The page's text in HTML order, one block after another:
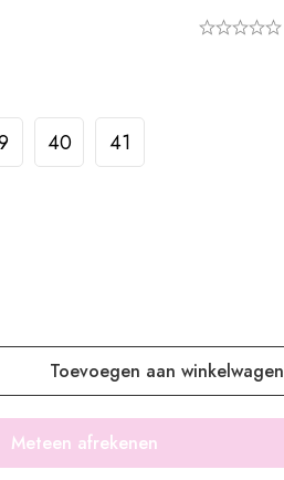
40 41
Toevoegen aan winkelwagen
Meteen afrekenen